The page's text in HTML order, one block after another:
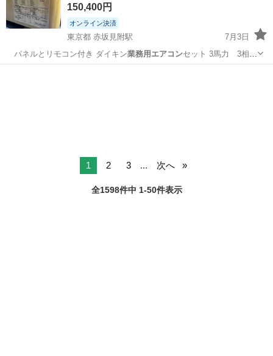
150,400円
オンライン決済
東京都 赤坂見附駅
7月3日
パネルとリモコン付き ダイキン業務用エアコンセット 3馬力 3相
使用期間2年…
1 2 3 ... 次へ
全1598件中 1-50件表示